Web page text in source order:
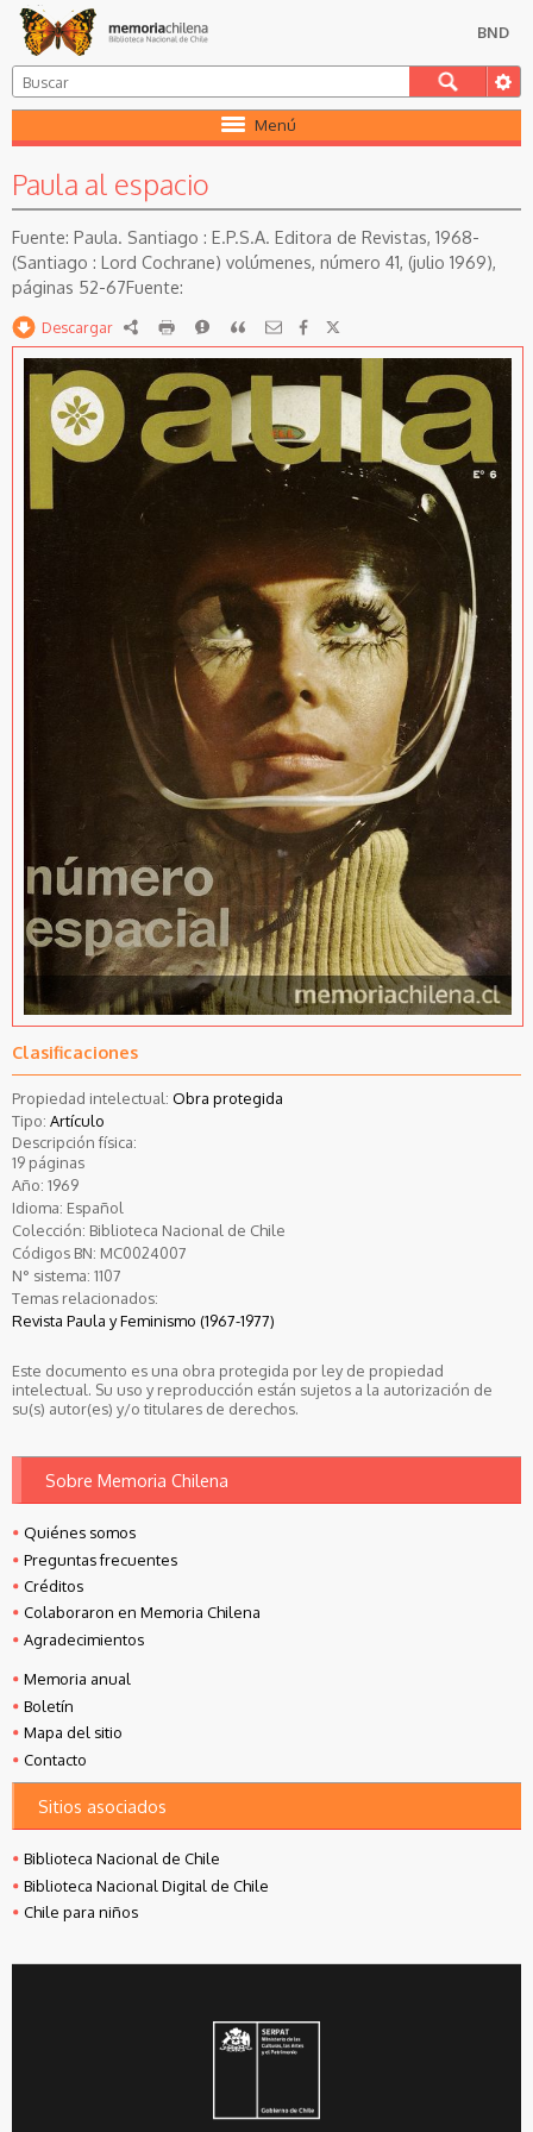
BND
Menú
Paula al espacio
Paula. Santiago : E.P.S.A. Editora de Revistas, 1968-
(Santiago : Lord Cochrane) volúmenes, número 41, (julio 1969),
páginas 52-67
Descargar RDF imprimirReportarCitar
Clasificaciones
Propiedad intelectual: Obra protegida
Tipo: Artículo
Descripción física:
19 páginas
Año: 1969
Idioma: Español
Colección: Biblioteca Nacional de Chile
Códigos BN: MC0024007
N° sistema: 1107
Temas relacionados:
Revista Paula y Feminismo (1967-1977)
Este documento es una obra protegida por ley de propiedad
intelectual. Su uso y reproducción están sujetos a la autorización de
su(s) autor(es) y/o titulares de derechos.
Sobre Memoria Chilena
Quiénes somos
Preguntas frecuentes
Créditos
Colaboraron en Memoria Chilena
Agradecimientos
Memoria anual
Boletín
Mapa del sitio
Contacto
Sitios asociados
Biblioteca Nacional de Chile
Biblioteca Nacional Digital de Chile
Chile para niños